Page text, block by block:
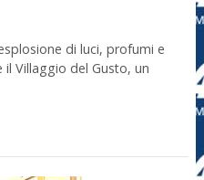
di luci, profumi e
Villaggio del Gusto, un